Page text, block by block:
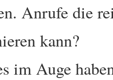
Anrufe die
kann?
im Auge